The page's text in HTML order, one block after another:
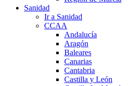
Sanidad
Ir a Sanidad
CCAA
Andalucía
Aragón
Baleares
Canarias
Cantabria
Castilla y León